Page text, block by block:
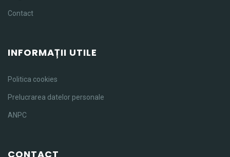
Contact
INFORMAȚII UTILE
Politica cookies
Prelucrarea datelor personale
ANPC
CONTACT